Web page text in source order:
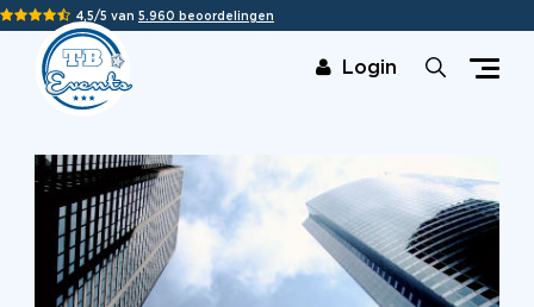
4,5/5 van 5.960 beoordelingen
Login